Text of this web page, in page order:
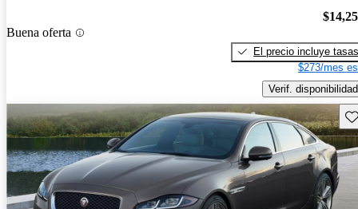
Buena oferta
El precio incluye tasas
$273/mes
Verif. disponibilidad